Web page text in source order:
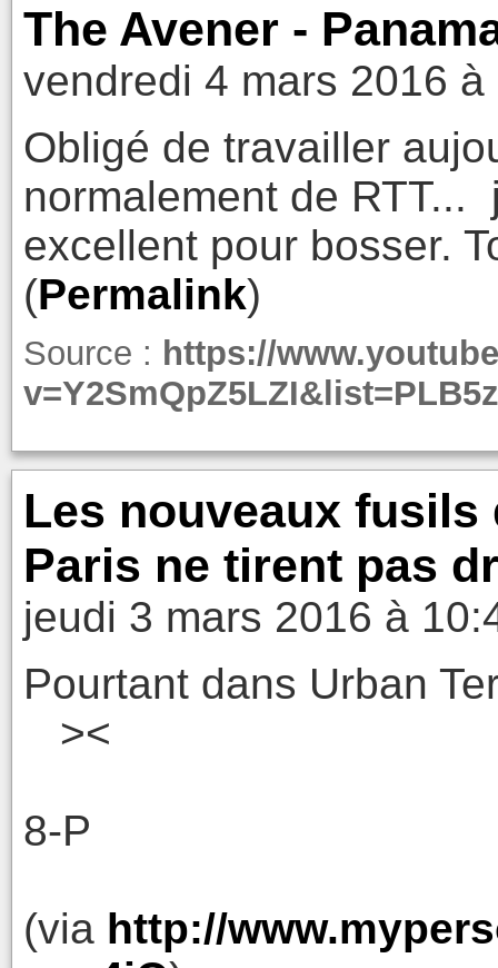
The Avener -
vendredi 4 mars 2016 à
Obligé de travailler
normalement de RTT...
excellent pour bosser.
(Permalink)
Source : https://
Les nouveaux fusils
Paris ne tirent pas
jeudi 3 mars 2016 à
Pourtant dans Urban
><
8-P
(via http://